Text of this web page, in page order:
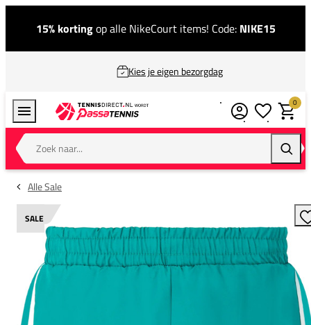
15% kortingop alle NikeCourt items! Code: NIKE15
Kies je eigen bezorgdag
Zoek naar...
0
Alle Sale
SALE